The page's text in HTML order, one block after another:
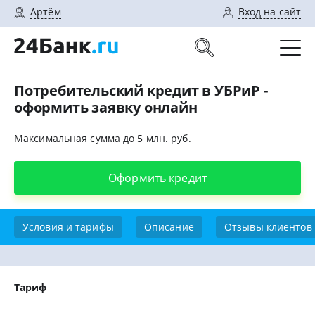
Артём Вход на сайт
Потребительский кредит в УБРиР -
оформить заявку онлайн
Максимальная сумма до 5 млн. руб.
Оформить кредит
Условия и тарифы Описание Отзывы клиентов
Тариф